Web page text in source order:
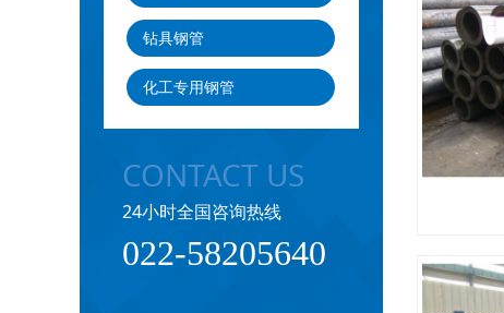
钻具钢管
化工专用钢管
CONTACT US
24小时全国咨询热线
022-58205640